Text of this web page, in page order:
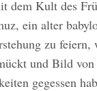
dem Kult des
ein alter
zu
und Bild
gegessen